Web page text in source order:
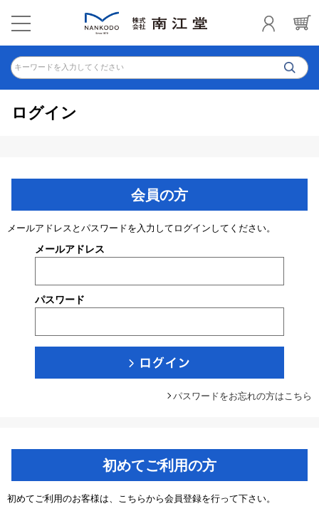
キーワードを入力してください
ログイン
会員の方
メールアドレスとパスワードを入力してログインしてください。
メールアドレス
パスワード
パスワードをお忘れの方はこちら
初めてご利用の方
初めてご利用のお客様は、こちらから会員登録を行って下さい。